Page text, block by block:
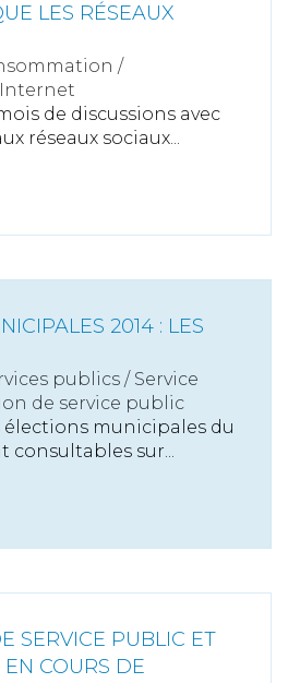
LES RÉSEAUX
/
de discussions avec
réseaux sociaux...
2014 : LES
publics / Service
de service public
élections municipales du
consultables sur...
SERVICE PUBLIC ET
COURS DE